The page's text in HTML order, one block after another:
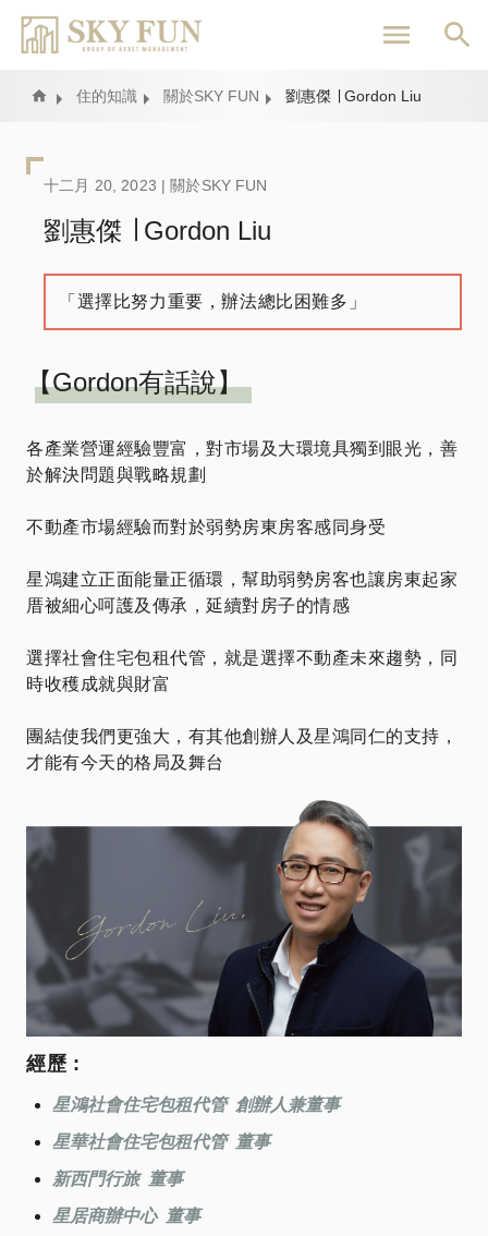
內
Home 住的知識 關於SKY FUN 劉惠傑 ∣ Gordon Liu
十二月 20, 2023 | 關於SKY FUN
劉惠傑 ∣ Gordon Liu
「選擇比努力重要，辦法總比困難多」
【Gordon有話說】
各產業營運經驗豐富，對市場及大環境具獨到眼光，善
於解決問題與戰略規劃
不動產市場經驗而對於弱勢房東房客感同身受
星鴻建立正面能量正循環，幫助弱勢房客也讓房東起家
厝被細心呵護及傳承，延續對房子的情感
選擇社會住宅包租代管，就是選擇不動產未來趨勢，同
時收穫成就與財富
團結使我們更強大，有其他創辦人及星鴻同仁的支持，
才能有今天的格局及舞台
經歷 :
星鴻社會住宅包租代管 創辦人兼董事
星華社會住宅包租代管 董事
新西門行旅 董事
星居商辦中心 董事